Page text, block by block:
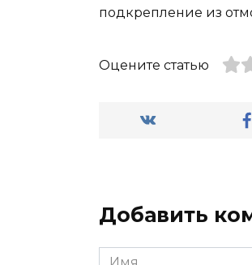
подкрепление из
Оцените статью
Добавить
Имя